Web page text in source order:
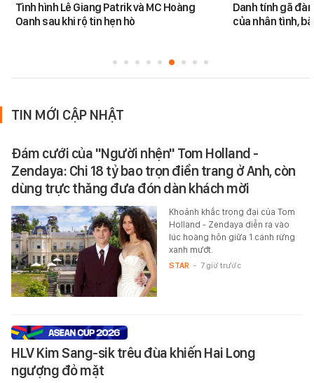
Tình hình Lê Giang Patrik và MC Hoàng
Oanh sau khi rộ tin hẹn hò
Danh tính gã
của nhân tình,
TIN MỚI CẬP NHẬT
Đám cưới của "Người nhện" Tom Holland -
Zendaya: Chi 18 tỷ bao trọn điền trang ở Anh, còn
dùng trực thăng đưa đón dàn khách mời
Khoảnh khắc trọng đại của Tom
Holland - Zendaya diễn ra vào
lúc hoàng hôn giữa 1 cánh rừng
xanh mướt.
STAR - 7 giờ trước
HLV Kim Sang-sik trêu đùa khiến Hai Long
ngượng đỏ mặt